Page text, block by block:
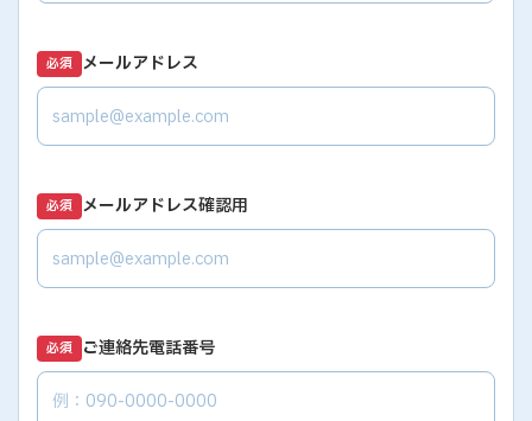
必須 メールアドレス
必須 メールアドレス確認用
必須 ご連絡先電話番号